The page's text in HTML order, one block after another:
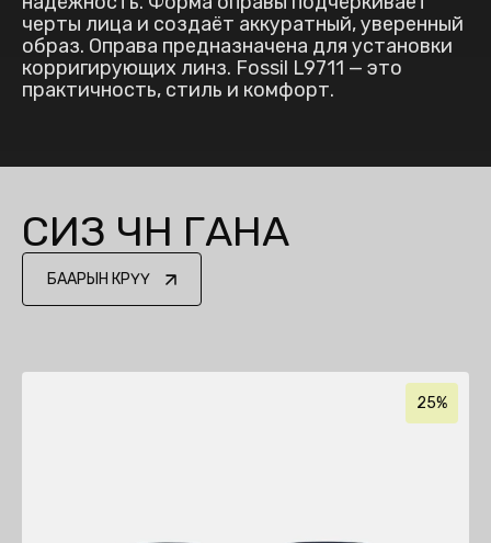
черты лица и создаёт аккуратный, уверенный
образ. Оправа предназначена для установки
корригирующих линз. Fossil L9711 — это
практичность, стиль и комфорт.
СИЗ ҮЧҮН ГАНА
БААРЫН КӨРҮҮ
25%